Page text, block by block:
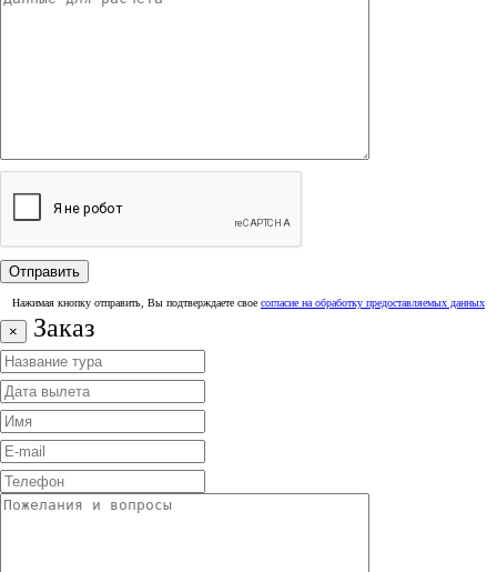
Нажимая кнопку отправить, Вы подтверждаете свое согласие на обработку предоставляемых данных
× Заказ